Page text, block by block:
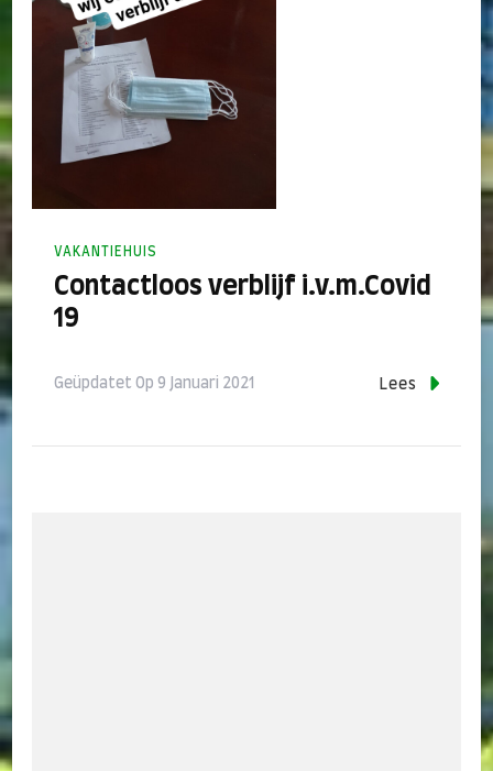
VAKANTIEHUIS
Contactloos verblijf i.v.m.Covid
19
Geüpdatet Op 9 Januari 2021 Lees